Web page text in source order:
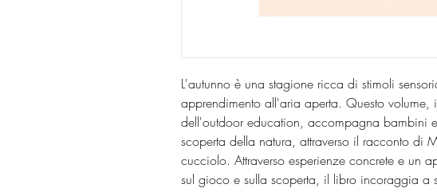
L'autunno è una stagione ricca di stimoli
apprendimento all'aria aperta. Questo volume,
dell'outdoor education, accompagna bambini
scoperta della natura, attraverso il racconto di
cucciolo. Attraverso esperienze concrete e un
sul gioco e sulla scoperta, il libro incoraggia a